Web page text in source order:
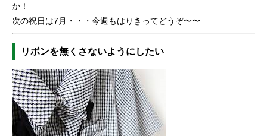
か！
次の祝日は7月・・・今週もはりきってどうぞ〜〜
リボンを無くさないようにしたい